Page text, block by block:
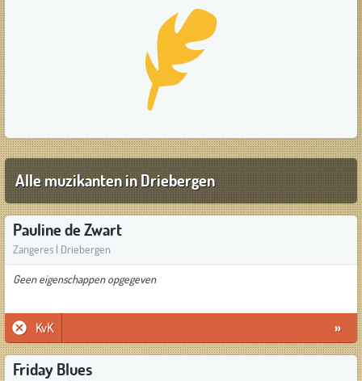
Alle muzikanten in Driebergen
Pauline de Zwart
Zangeres | Driebergen
Geen eigenschappen opgegeven
KvK »
Friday Blues